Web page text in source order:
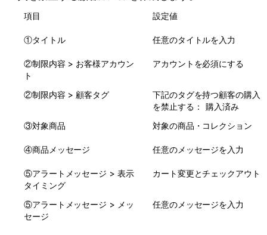
項目 設定値
①タイトル 任意のタイトルを入力
②制限内容 > お客様アカウン
ト
アカウントを必須にする
②制限内容 > 顧客タグ
下記のタグを持つ顧客の購入
を禁止する：
購入済み
③対象商品 対象の商品・コレクション
④商品メッセージ 任意のメッセージを入力
⑤アラートメッセージ > 表示
タイミング
カート変更とチェックアウト
⑤アラートメッセージ > メッ
セージ
任意のメッセージを入力